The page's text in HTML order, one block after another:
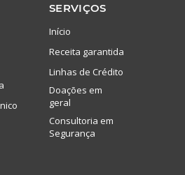
SERVIÇOS
Início
Receita garantida
Linhas de Crédito
Doações em
geral
Consultoria em
Segurança